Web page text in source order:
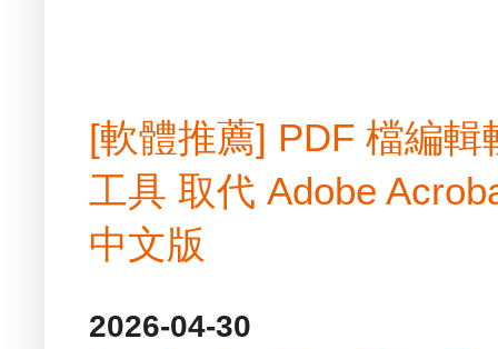
[軟體推薦] PDF 檔編
工具 取代 Adobe
中文版
2026-04-30